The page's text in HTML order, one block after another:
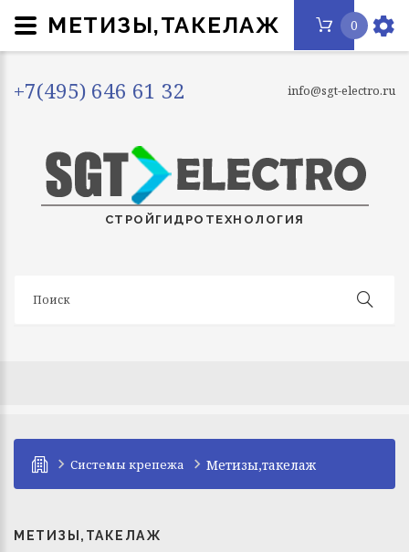
+7(495) 646 61 32 info@sgt-electro.ru
СТРОЙГИДРОТЕХНОЛОГИЯ
0
Системы крепежа Метизы,такелаж
МЕТИЗЫ,ТАКЕЛАЖ
МЕТИЗЫ,ТАКЕЛАЖ